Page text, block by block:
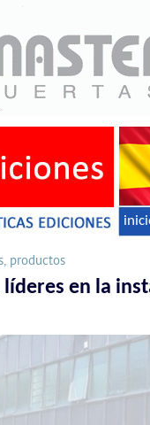
productos
en la